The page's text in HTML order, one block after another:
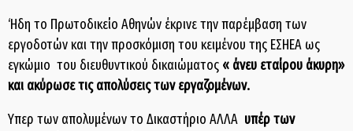
‘Ηδη το Πρωτοδικείο Αθηνών έκρινε την παρέμβαση των
εργοδοτών και την προσκόμιση του κειμένου της ΕΣΗΕΑ ως
εγκώμιο του διευθυντικού δικαιώματος « άνευ εταίρου άκυρη»
και ακύρωσε τις απολύσεις των εργαζομένων.
Υπερ των απολυμένων το Δικαστήριο ΑΛΛΑ υπέρ των